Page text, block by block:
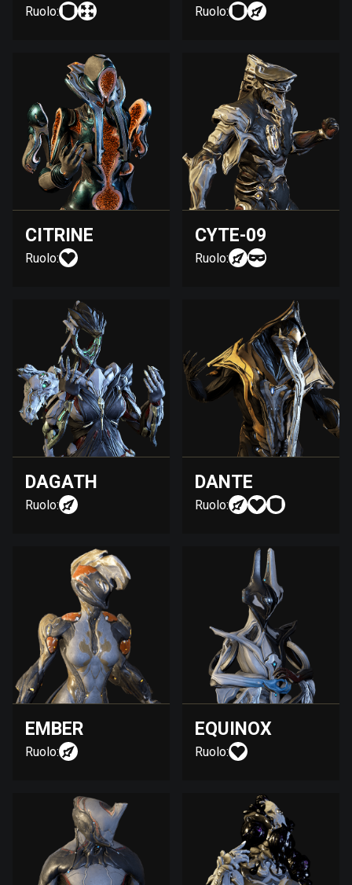
Ruolo: Ruolo:
CITRINE
Ruolo:
CYTE-09
Ruolo:
DAGATH
Ruolo:
DANTE
Ruolo:
EMBER
Ruolo:
EQUINOX
Ruolo: